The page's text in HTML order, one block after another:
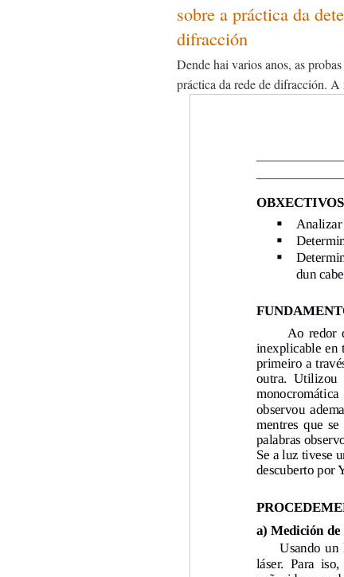
sobre a práctica da
difracción
Dende hai varios anos, as
práctica da rede de difracción. A